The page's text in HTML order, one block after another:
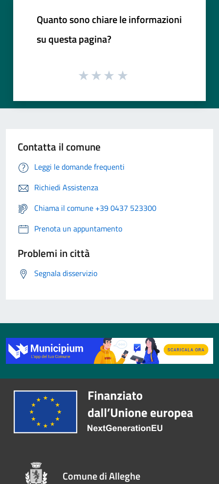
Quanto sono chiare le informazioni
su questa pagina?
Contatta il comune
Leggi le domande frequenti
Richiedi Assistenza
Chiama il comune +39 0437 523300
Prenota un appuntamento
Problemi in città
Segnala disservizio
Comune di Alleghe